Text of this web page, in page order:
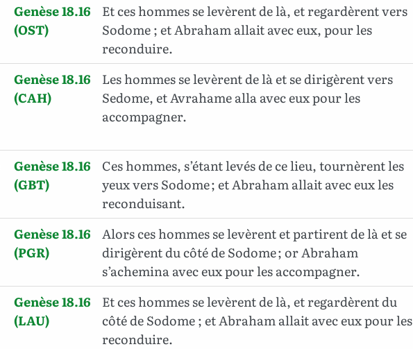
Genèse 18.16
(OST)
Et ces hommes se levèrent de là, et regardèrent vers
Sodome ; et Abraham allait avec eux, pour les
reconduire.
Genèse 18.16
(CAH)
Les hommes se levèrent de là et se dirigèrent vers
Sedome, et Avrahame alla avec eux pour les
accompagner.
Genèse 18.16
(GBT)
Ces hommes, s’étant levés de ce lieu, tournèrent les
yeux vers Sodome ; et Abraham allait avec eux les
reconduisant.
Genèse 18.16
(PGR)
Alors ces hommes se levèrent et partirent de là et se
dirigèrent du côté de Sodome ; or Abraham
s’achemina avec eux pour les accompagner.
Genèse 18.16
(LAU)
Et ces hommes se levèrent de là, et regardèrent du
côté de Sodome ; et Abraham allait avec eux pour les
reconduire.